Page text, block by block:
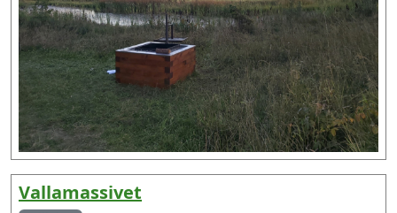
Vallamassivet